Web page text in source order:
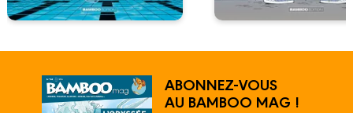
ABONNEZ-VOUS
AU BAMBOO MAG !